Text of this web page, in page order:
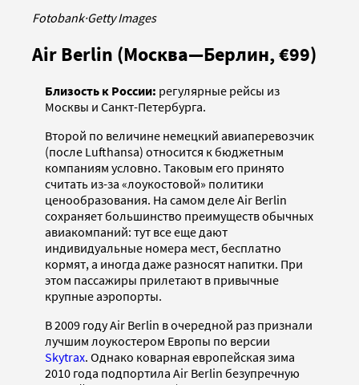
Fotobank·Getty Images
Air Berlin (Москва—Берлин, €99)
Близость к России: регулярные рейсы из
Москвы и Санкт-Петербурга.
Второй по величине немецкий авиаперевозчик
(после Lufthansa) относится к бюджетным
компаниям условно. Таковым его принято
считать из-за «лоукостовой» политики
ценообразования. На самом деле Air Berlin
сохраняет большинство преимуществ обычных
авиакомпаний: тут все еще дают
индивидуальные номера мест, бесплатно
кормят, а иногда даже разносят напитки. При
этом пассажиры прилетают в привычные
крупные аэропорты.
В 2009 году Air Berlin в очередной раз признали
лучшим лоукостером Европы по версии
Skytrax. Однако коварная европейская зима
2010 года подпортила Air Berlin безупречную